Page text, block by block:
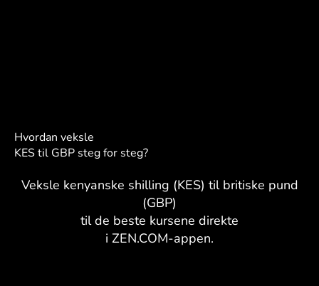
Hvordan veksle
KES til GBP steg for steg?
Veksle kenyanske shilling (KES) til britiske pund
(GBP)
til de beste kursene direkte
i ZEN.COM-appen.